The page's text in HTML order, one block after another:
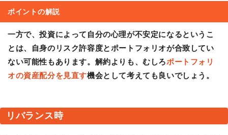
ポイントの解説
一方で、投資によって自分の心理が不安定になるというこ
とは、自身のリスク許容度とポートフォリオが合致してい
ない可能性もあります。解約よりも、むしろポートフォリ
オの資産配分を見直す機会として考えても良いでしょう。
リバランス時